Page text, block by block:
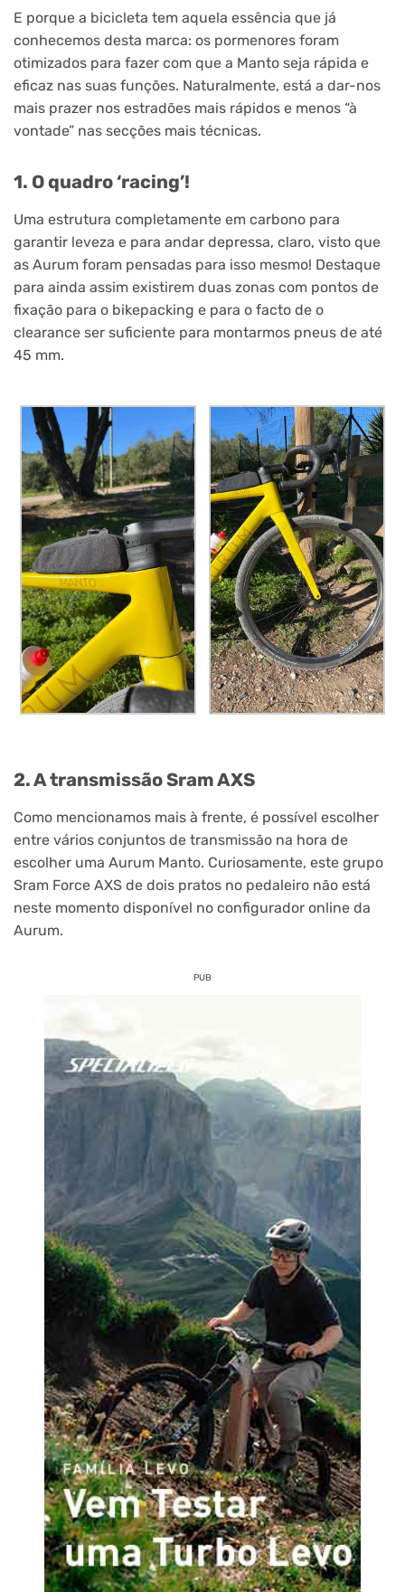
E porque a bicicleta tem aquela essência que já
conhecemos desta marca: os pormenores foram
otimizados para fazer com que a Manto seja rápida e
eficaz nas suas funções. Naturalmente, está a dar-nos
mais prazer nos estradões mais rápidos e menos “à
vontade” nas secções mais técnicas.
1. O quadro ‘racing’!
Uma estrutura completamente em carbono para
garantir leveza e para andar depressa, claro, visto que
as Aurum foram pensadas para isso mesmo! Destaque
para ainda assim existirem duas zonas com pontos de
fixação para o bikepacking e para o facto de o
clearance ser suficiente para montarmos pneus de até
45 mm.
2. A transmissão Sram AXS
Como mencionamos mais à frente, é possível escolher
entre vários conjuntos de transmissão na hora de
escolher uma Aurum Manto. Curiosamente, este grupo
Sram Force AXS de dois pratos no pedaleiro não está
neste momento disponível no configurador online da
Aurum.
PUB